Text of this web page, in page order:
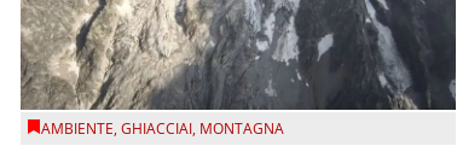
AMBIENTE,GHIACCIAI, MONTAGNA